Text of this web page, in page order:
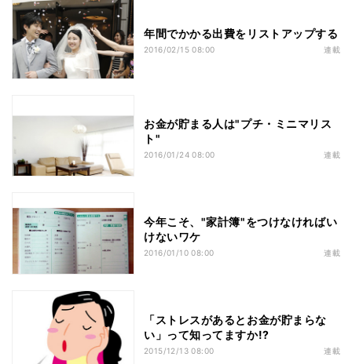
年間でかかる出費をリストアップする
2016/02/15 08:00 連載
お金が貯まる人は"プチ・ミニマリス
ト"
2016/01/24 08:00 連載
今年こそ、"家計簿"をつけなければい
けないワケ
2016/01/10 08:00 連載
「ストレスがあるとお金が貯まらな
い」って知ってますか!?
2015/12/13 08:00 連載